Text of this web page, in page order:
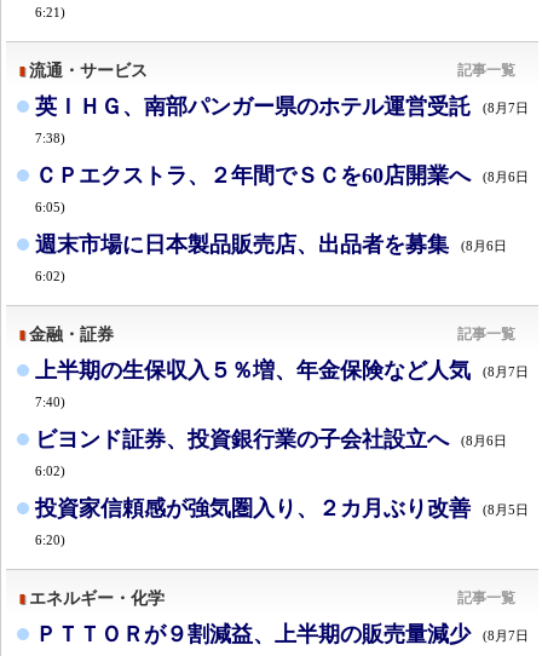
6:21)
流通・サービス 記事一覧
英ＩＨＧ、南部パンガー県のホテル運営受託 (8月7日
7:38)
ＣＰエクストラ、２年間でＳＣを60店開業へ (8月6日
6:05)
週末市場に日本製品販売店、出品者を募集 (8月6日
6:02)
金融・証券 記事一覧
上半期の生保収入５％増、年金保険など人気 (8月7日
7:40)
ビヨンド証券、投資銀行業の子会社設立へ (8月6日
6:02)
投資家信頼感が強気圏入り、２カ月ぶり改善 (8月5日
6:20)
エネルギー・化学 記事一覧
ＰＴＴＯＲが９割減益、上半期の販売量減少 (8月7日